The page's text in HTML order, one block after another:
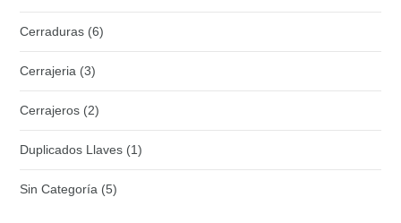
Cerraduras (6)
Cerrajeria (3)
Cerrajeros (2)
Duplicados Llaves (1)
Sin Categoría (5)